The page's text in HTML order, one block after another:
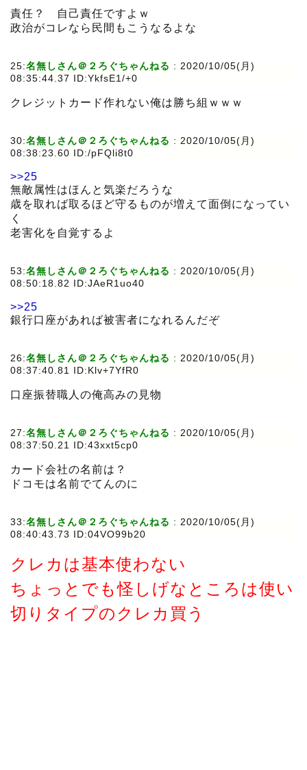
責任？ 自己責任ですよｗ
政治がコレなら民間もこうなるよな
25:名無しさん＠２ろぐちゃんねる : 2020/10/05(月)
08:35:44.37 ID:YkfsE1/+0
クレジットカード作れない俺は勝ち組ｗｗｗ
30:名無しさん＠２ろぐちゃんねる : 2020/10/05(月)
08:38:23.60 ID:/pFQli8t0
>>25
無敵属性はほんと気楽だろうな
歳を取れば取るほど守るものが増えて面倒になってい
く
老害化を自覚するよ
53:名無しさん＠２ろぐちゃんねる : 2020/10/05(月)
08:50:18.82 ID:JAeR1uo40
>>25
銀行口座があれば被害者になれるんだぞ
26:名無しさん＠２ろぐちゃんねる : 2020/10/05(月)
08:37:40.81 ID:Klv+7YfR0
口座振替職人の俺高みの見物
27:名無しさん＠２ろぐちゃんねる : 2020/10/05(月)
08:37:50.21 ID:43xxt5cp0
カード会社の名前は？
ドコモは名前でてんのに
33:名無しさん＠２ろぐちゃんねる : 2020/10/05(月)
08:40:43.73 ID:04VO99b20
クレカは基本使わない
ちょっとでも怪しげなところは使い
切りタイプのクレカ買う